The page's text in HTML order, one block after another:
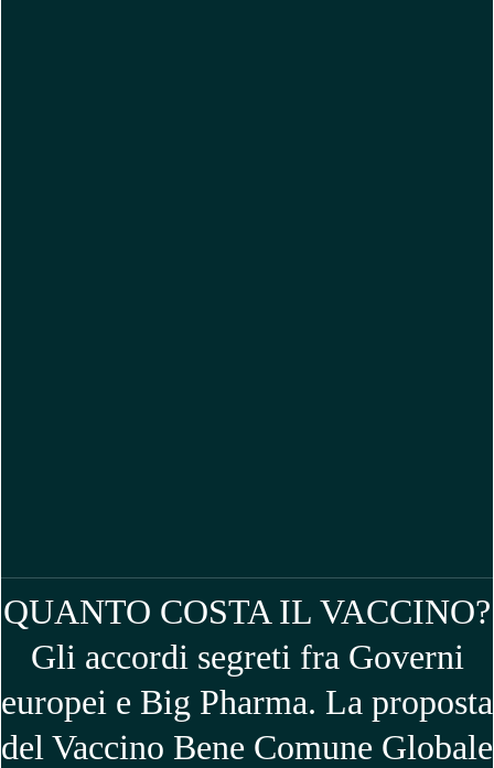
QUANTO COSTA IL VACCINO?
Gli accordi segreti fra Governi
europei e Big Pharma. La proposta
del Vaccino Bene Comune Globale